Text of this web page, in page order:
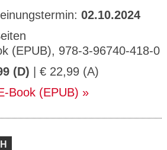
02.10.2024
(EPUB), 978-3-96740-418-0
(D) | € 22,99 (A)
Book (EPUB)